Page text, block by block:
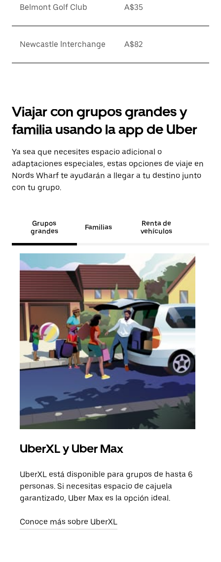
Belmont Golf Club A$35
Newcastle Interchange A$82
Viajar con grupos grandes y
familia usando la app de Uber
Ya sea que necesites espacio adicional o
adaptaciones especiales, estas opciones de viaje en
Nords Wharf te ayudarán a llegar a tu destino junto
con tu grupo.
Grupos
grandes
Familias
Renta de
vehículos
UberXL y Uber Max
UberXL está disponible para grupos de hasta 6
personas. Si necesitas espacio de cajuela
garantizado, Uber Max es la opción ideal.
Conoce más sobre UberXL